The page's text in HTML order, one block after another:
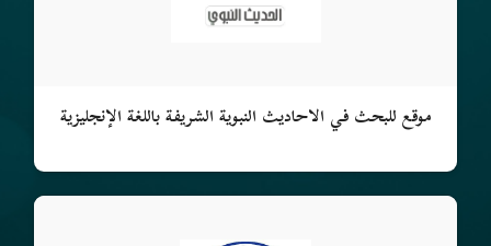
موقع للبحث في الأحاديث النبوية الشريفة باللغة الإنجليزية